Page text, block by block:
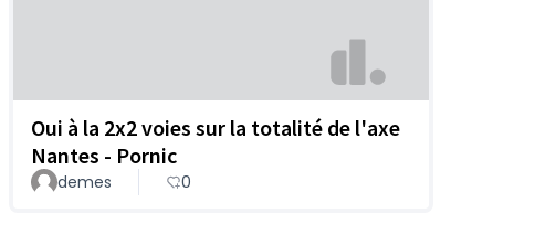
Oui à la 2x2 voies sur la totalité de l'axe
Nantes - Pornic
demes 0